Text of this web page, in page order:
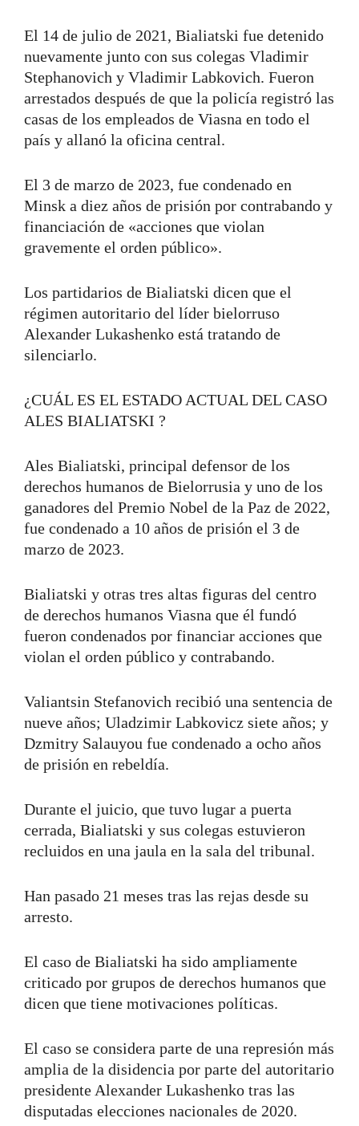
El 14 de julio de 2021, Bialiatski fue detenido
nuevamente junto con sus colegas Vladimir
Stephanovich y Vladimir Labkovich. Fueron
arrestados después de que la policía registró las
casas de los empleados de Viasna en todo el
país y allanó la oficina central.
El 3 de marzo de 2023, fue condenado en
Minsk a diez años de prisión por contrabando y
financiación de «acciones que violan
gravemente el orden público».
Los partidarios de Bialiatski dicen que el
régimen autoritario del líder bielorruso
Alexander Lukashenko está tratando de
silenciarlo.
¿CUÁL ES EL ESTADO ACTUAL DEL CASO
ALES BIALIATSKI ?
Ales Bialiatski, principal defensor de los
derechos humanos de Bielorrusia y uno de los
ganadores del Premio Nobel de la Paz de 2022,
fue condenado a 10 años de prisión el 3 de
marzo de 2023.
Bialiatski y otras tres altas figuras del centro
de derechos humanos Viasna que él fundó
fueron condenados por financiar acciones que
violan el orden público y contrabando.
Valiantsin Stefanovich recibió una sentencia de
nueve años; Uladzimir Labkovicz siete años; y
Dzmitry Salauyou fue condenado a ocho años
de prisión en rebeldía.
Durante el juicio, que tuvo lugar a puerta
cerrada, Bialiatski y sus colegas estuvieron
recluidos en una jaula en la sala del tribunal.
Han pasado 21 meses tras las rejas desde su
arresto.
El caso de Bialiatski ha sido ampliamente
criticado por grupos de derechos humanos que
dicen que tiene motivaciones políticas.
El caso se considera parte de una represión más
amplia de la disidencia por parte del autoritario
presidente Alexander Lukashenko tras las
disputadas elecciones nacionales de 2020.